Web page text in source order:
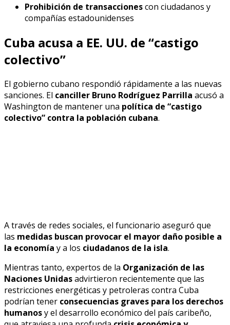
Prohibición de transaccionescon ciudadanos y
compañías estadounidenses
Cuba acusa a EE. UU. de “castigo
colectivo”
El gobierno cubano respondió rápidamente a las nuevas
sanciones. El canciller Bruno Rodríguez Parrilla acusó a
Washington de mantener una política de “castigo
colectivo” contra la población cubana.
A través de redes sociales, el funcionario aseguró que
las medidas buscan provocar el mayor daño posible a
la economía y a los ciudadanos de la isla.
Mientras tanto, expertos de la Organización de las
Naciones Unidasadvirtieron recientemente que las
restricciones energéticas y petroleras contra Cuba
podrían tener consecuencias graves para los derechos
humanosy el desarrollo económico del país caribeño,